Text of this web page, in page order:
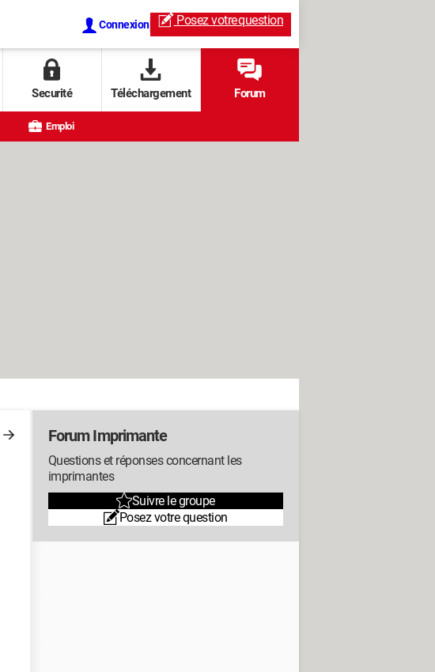
Connexion Posez votrequestion
Securité Téléchargement Forum
Emploi
Forum Imprimante
Questions et réponses concernant les
imprimantes
Suivre le groupe
Posez votre question